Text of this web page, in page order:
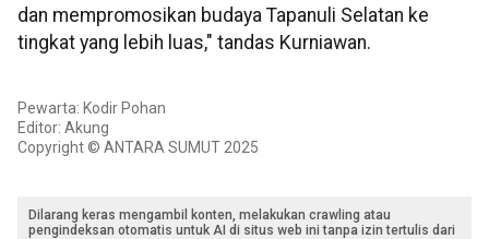
dan mempromosikan budaya Tapanuli Selatan ke
tingkat yang lebih luas," tandas Kurniawan.
Pewarta: Kodir Pohan
Editor: Akung
Copyright © ANTARA SUMUT 2025
Dilarang keras mengambil konten, melakukan crawling atau
pengindeksan otomatis untuk AI di situs web ini tanpa izin tertulis dari